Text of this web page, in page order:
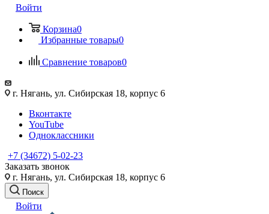
Войти
Корзина0
Избранные товары0
Сравнение товаров0
г. Нягань, ул. Сибирская 18, корпус 6
Вконтакте
YouTube
Одноклассники
+7 (34672) 5-02-23
Заказать звонок
г. Нягань, ул. Сибирская 18, корпус 6
Поиск
Войти